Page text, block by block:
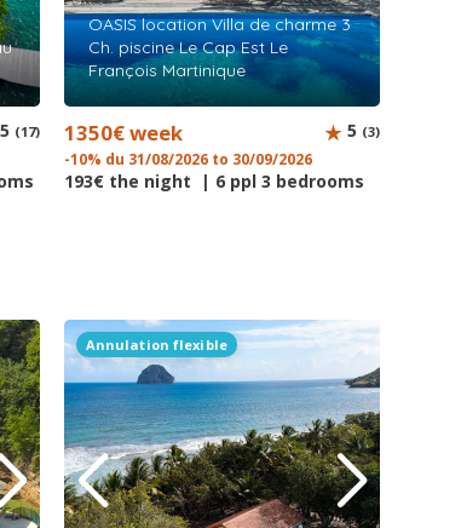
5 (17)
OASIS location Villa de charme 3
Ch. piscine Le Cap Est Le
François Martinique
1350€ week
-10% du 31/08/2026 to 30/09/2026
193€ the night | 6 ppl 3 bedrooms
5 (3)
Annulation flexible